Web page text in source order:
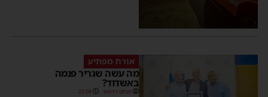
אורח מפתיע
מה עשה שגריר פנמה
באשדוד?
מנחם דויטש 22:08